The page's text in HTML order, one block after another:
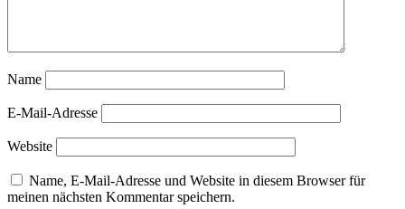
Name
E-Mail-Adresse
Website
Name, E-Mail-Adresse und Website in diesem Browser für
meinen nächsten Kommentar speichern.